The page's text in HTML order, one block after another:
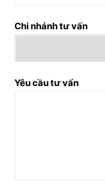
Chi nhánh tư vấn
Yêu cầu tư vấn